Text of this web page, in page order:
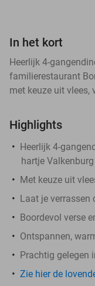
In het kort
Heerlijk 4-
familierestaurant
met keuze uit vlees,
Highlights
Heerlijk 4-
hartje Valkenburg
Met keuze uit
Laat je verrassen
Boordevol verse
Ontspannen,
Prachtig gelegen
Zie hier de